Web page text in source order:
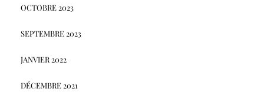
OCTOBRE 2023
SEPTEMBRE 2023
JANVIER 2022
DÉCEMBRE 2021